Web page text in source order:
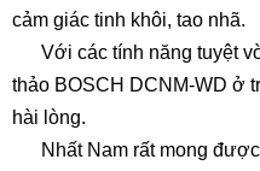
cảm giác tinh khôi, tao nhã.
Với các tính năng tuyệt
thảo BOSCH DCNM-WD ở
hài lòng.
Nhất Nam rất mong được